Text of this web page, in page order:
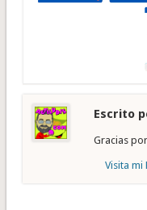
Escrito
Gracias
Visita mi